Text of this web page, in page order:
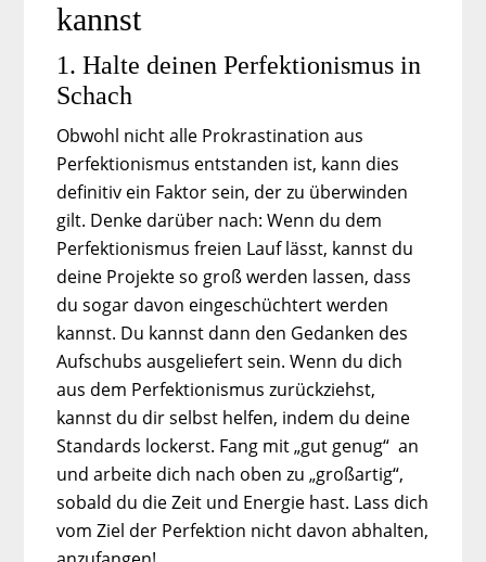
kannst
1. Halte deinen Perfektionismus in
Schach
Obwohl nicht alle Prokrastination aus
Perfektionismus entstanden ist, kann dies
definitiv ein Faktor sein, der zu überwinden
gilt. Denke darüber nach: Wenn du dem
Perfektionismus freien Lauf lässt, kannst du
deine Projekte so groß werden lassen, dass
du sogar davon eingeschüchtert werden
kannst. Du kannst dann den Gedanken des
Aufschubs ausgeliefert sein. Wenn du dich
aus dem Perfektionismus zurückziehst,
kannst du dir selbst helfen, indem du deine
Standards lockerst. Fang mit „gut genug“ an
und arbeite dich nach oben zu „großartig“,
sobald du die Zeit und Energie hast. Lass dich
vom Ziel der Perfektion nicht davon abhalten,